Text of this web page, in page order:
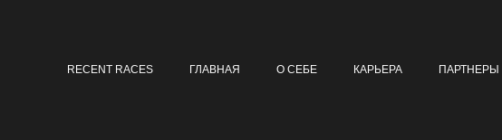
RECENT RACES ГЛАВНАЯ О СЕБЕ КАРЬЕРА ПАРТНЕРЫ